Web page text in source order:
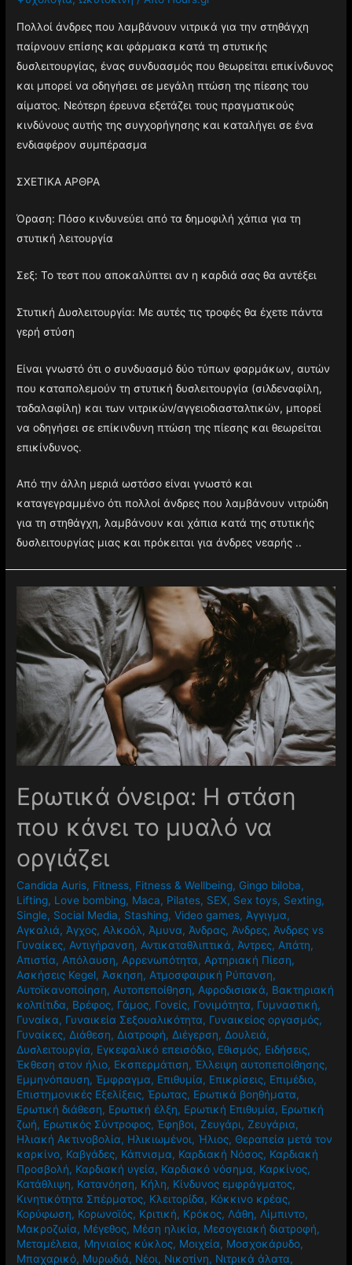
Πολλοί άνδρες που λαμβάνουν νιτρικά για την στηθάγχη
παίρνουν επίσης και φάρμακα κατά τη στυτικής
δυσλειτουργίας, ένας συνδυασμός που θεωρείται επικίνδυνος
και μπορεί να οδηγήσει σε μεγάλη πτώση της πίεσης του
αίματος. Νεότερη έρευνα εξετάζει τους πραγματικούς
κινδύνους αυτής της συγχορήγησης και καταλήγει σε ένα
ενδιαφέρον συμπέρασμα
ΣΧΕΤΙΚΑ ΑΡΘΡΑ
Όραση: Πόσο κινδυνεύει από τα δημοφιλή χάπια για τη
στυτική λειτουργία
Σεξ: Το τεστ που αποκαλύπτει αν η καρδιά σας θα αντέξει
Στυτική Δυσλειτουργία: Με αυτές τις τροφές θα έχετε πάντα
γερή στύση
Είναι γνωστό ότι ο συνδυασμό δύο τύπων φαρμάκων, αυτών
που καταπολεμούν τη στυτική δυσλειτουργία (σιλδεναφίλη,
ταδαλαφίλη) και των νιτρικών/αγγειοδιασταλτικών, μπορεί
να οδηγήσει σε επίκινδυνη πτώση της πίεσης και θεωρείται
επικίνδυνος.
Από την άλλη μεριά ωστόσο είναι γνωστό και
καταγεγραμμένο ότι πολλοί άνδρες που λαμβάνουν νιτρώδη
για τη στηθάγχη, λαμβάνουν και χάπια κατά της στυτικής
δυσλειτουργίας μιας και πρόκειται για άνδρες νεαρής ..
Ερωτικά όνειρα: Η στάση
που κάνει το μυαλό να
οργιάζει
Candida Auris, Fitness, Fitness & Wellbeing, Gingo biloba,
Lifting, Love bombing, Maca, Pilates, SEX, Sex toys, Sexting,
Single, Social Media, Stashing,Video games,Άγγιγμα,
Αγκαλιά,Άγχος,Αλκοόλ,Άμυνα,Άνδρας,Άνδρες,Άνδρες vs
Γυναίκες,Αντιγήρανση,Αντικαταθλιπτικά,Άντρες,Απάτη,
Απιστία,Απόλαυση,Αρρενωπότητα,Αρτηριακή Πίεση,
Ασκήσεις Kegel,Άσκηση,Ατμοσφαιρική Ρύπανση,
Αυτοϊκανοποίηση,Αυτοπεποίθηση,Αφροδισιακά, Βακτηριακή
κολπίτιδα, Βρέφος, Γάμος, Γονείς, Γονιμότητα, Γυμναστική,
Γυναίκα, Γυναικεία Σεξουαλικότητα, Γυναικείος οργασμός,
Γυναίκες,Διάθεση,Διατροφή,Διέγερση,Δουλειά,
Δυσλειτουργία, Εγκεφαλικό επεισόδιο, Εθισμός, Ειδήσεις,
Έκθεση στον ήλιο, Εκσπερμάτιση,Έλλειψη αυτοπεποίθησης,
Εμμηνόπαυση,Έμφραγμα, Επιθυμία, Επικρίσεις, Επιμέδιο,
Επιστημονικές Εξελίξεις,Έρωτας, Ερωτικά βοηθήματα,
Ερωτική διάθεση, Ερωτική έλξη, Ερωτική Επιθυμία, Ερωτική
ζωή, Ερωτικός Σύντροφος,Έφηβοι,Ζευγάρι,Ζευγάρια,
Ηλιακή Ακτινοβολία, Ηλικιωμένοι, Ήλιος, Θεραπεία μετά τον
καρκίνο, Καβγάδες, Κάπνισμα, Καρδιακή Νόσος, Καρδιακή
Προσβολή, Καρδιακή υγεία, Καρδιακό νόσημα, Καρκίνος,
Κατάθλιψη, Κατανόηση, Κήλη, Κίνδυνος εμφράγματος,
Κινητικότητα Σπέρματος, Κλειτορίδα, Κόκκινο κρέας,
Κορύφωση, Κορωνοϊός, Κριτική, Κρόκος,Λάθη,Λίμπιντο,
Μακροζωία, Μέγεθος, Μέση ηλικία, Μεσογειακή διατροφή,
Μεταμέλεια, Μηνιαίος κύκλος, Μοιχεία, Μοσχοκάρυδο,
Μπαχαρικό, Μυρωδιά, Νέοι, Νικοτίνη, Νιτρικά άλατα,